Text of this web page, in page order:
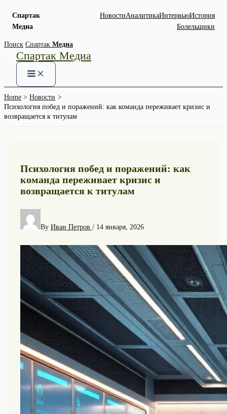
Спартак
Медиа
НовостиАналитикаИнтервьюИстория
Болельщики
Skip
content
Поиск Спартак Медиа
Спартак Медиа
Home
Новости
Психология побед и поражений: как команда переживает кризис и
возвращается к титулам
Психология побед и поражений: как
команда переживает кризис и
возвращается к титулам
By Иван Петров / 14 января, 2026